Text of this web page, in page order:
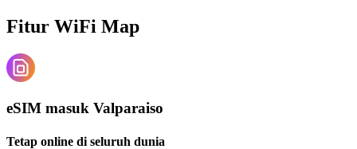
Fitur WiFi Map
eSIM masuk Valparaiso
Tetap online di seluruh dunia